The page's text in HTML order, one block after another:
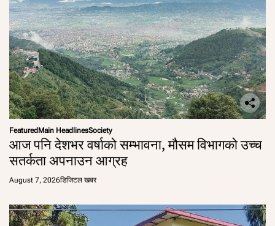
Featured Main HeadlinesSociety
आज पनि देशभर वर्षाको सम्भावना, मौसम विभागको उच्च
सतर्कता अपनाउन आग्रह
August 7, 2026डिजिटल खबर